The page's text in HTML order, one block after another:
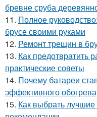
бревне сруба
11. Полное
брусе своими руками
12. Ремонт трещин в
13. Как предотвратить
практические советы
14. Почему батареи
эффективного обогрева
15. Как выбрать